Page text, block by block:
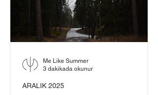
ARALIK 2025
Me Like Summer
3 dakikada okunur